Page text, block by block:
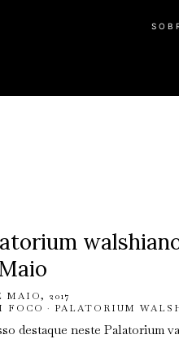
MAIO, 2017
FOCO · PALATORIUM
destaque neste Palatorium